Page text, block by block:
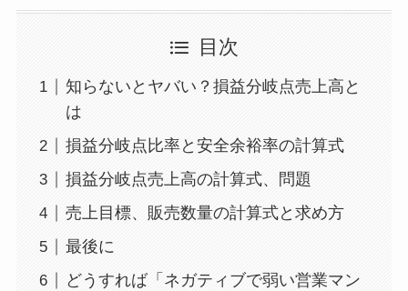
目次
知らないとヤバい？損益分岐点売上高と
は
損益分岐点比率と安全余裕率の計算式
損益分岐点売上高の計算式、問題
売上目標、販売数量の計算式と求め方
最後に
どうすれば「ネガティブで弱い営業マン